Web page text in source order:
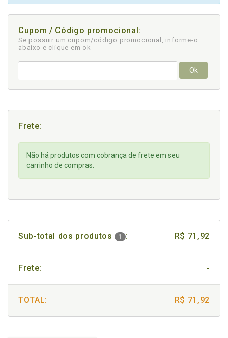
Cupom / Código promocional:
Se possuir um cupom/código promocional, informe-o
abaixo e clique em ok
Ok
Frete:
Não há produtos com cobrança de frete em seu
carrinho de compras.
Sub-total dos produtos 1 : R$ 71,92
Frete: -
TOTAL: R$ 71,92